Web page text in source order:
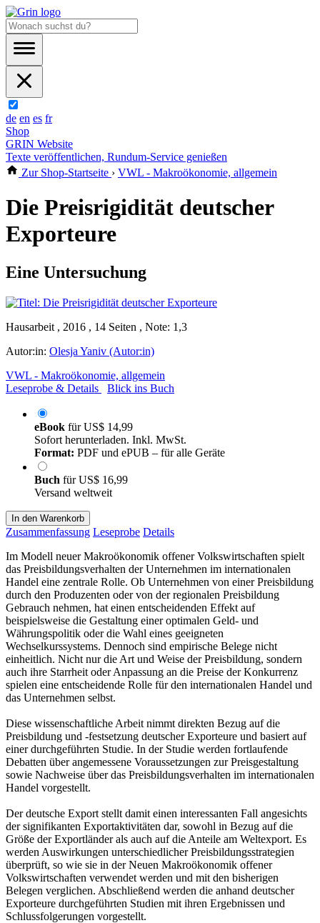
de en es fr
Shop
GRIN Website
Texte veröffentlichen, Rundum-Service genießen
Zur Shop-Startseite › VWL - Makroökonomie, allgemein
Die Preisrigidität deutscher
Exporteure
Eine Untersuchung
Hausarbeit , 2016 , 14 Seiten , Note: 1,3
Autor:in: Olesja Yaniv (Autor:in)
VWL - Makroökonomie, allgemein
Leseprobe & Details
Blick ins Buch
eBook fürUS$ 14,99
Sofort herunterladen. Inkl. MwSt.
Format: PDF und ePUB – für alle Geräte
Buch fürUS$ 16,99
Versand weltweit
In den Warenkorb
Zusammenfassung Leseprobe Details
Im Modell neuer Makroökonomik offener Volkswirtschaften spielt
das Preisbildungsverhalten der Unternehmen im internationalen
Handel eine zentrale Rolle. Ob Unternehmen von einer Preisbildung
durch den Produzenten oder von der regionalen Preisbildung
Gebrauch nehmen, hat einen entscheidenden Effekt auf
beispielsweise die Gestaltung einer optimalen Geld- und
Währungspolitik oder die Wahl eines geeigneten
Wechselkurssystems. Dennoch sind empirische Belege nicht
einheitlich. Nicht nur die Art und Weise der Preisbildung, sondern
auch ihre Starrheit oder Anpassung an die Preise der Konkurrenz
spielen eine entscheidende Rolle für den internationalen Handel und
das Unternehmen selbst.
Diese wissenschaftliche Arbeit nimmt direkten Bezug auf die
Preisbildung und -festsetzung deutscher Exporteure und basiert auf
einer durchgeführten Studie. In der Studie werden fortlaufende
Debatten über angemessene Voraussetzungen zur Preisgestaltung
sowie Nachweise über das Preisbildungsverhalten im internationalen
Handel vorgestellt.
Der deutsche Export stellt damit einen interessanten Fall angesichts
der signifikanten Exportaktivitäten dar, sowohl in Bezug auf die
Größe der Exportländer als auch auf die Anteile am Weltexport. Es
werden Auswirkungen unterschiedlicher Preisbildungsstrategien
überprüft, so wie sie in der Neuen Makroökonomik offener
Volkswirtschaften verwendet werden und mit den bisherigen
Belegen verglichen. Abschließend werden die anhand deutscher
Exporteure durchgeführten Studien mit ihren Ergebnissen und
Schlussfolgerungen vorgestellt.